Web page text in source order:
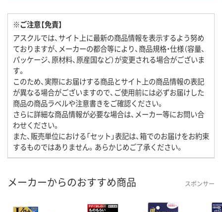
※ご注意【免責】
アスクルでは、サイト上に最新の商品情報を表示するよう努め
ておりますが、メーカーの都合等により、商品規格・仕様（容量、
パッケージ、原材料、原産国など）が変更される場合がございま
す。
このため、実際にお届けする商品とサイト上の商品情報の表記
が異なる場合がございますので、ご使用前には必ずお届けした
商品の商品ラベルや注意書きをご確認ください。
さらに詳細な商品情報が必要な場合は、メーカー等にお問い合
わせください。
また、販売単位における「セット」表記は、箱でのお届けをお約束
するものではありません。あらかじめご了承ください。
メーカーからのおすすめ商品 スポンサー